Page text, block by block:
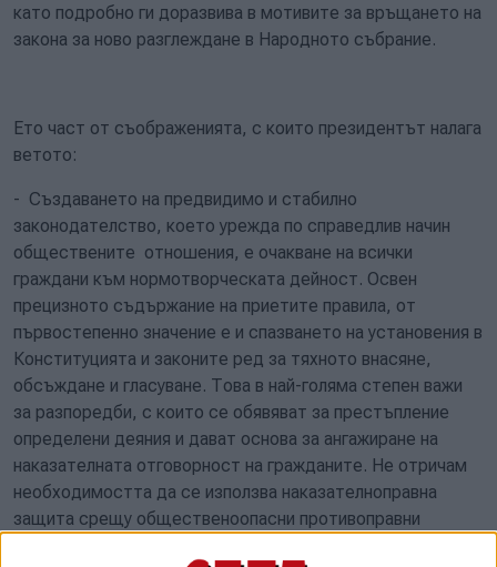
като подробно ги доразвива в мотивите за връщането на
закона за ново разглеждане в Народното събрание.
Ето част от съображенията, с които президентът налага
ветото:
- Създаването на предвидимо и стабилно
законодателство, което урежда по справедлив начин
обществените отношения, е очакване на всички
граждани към нормотворческата дейност. Освен
прецизното съдържание на приетите правила, от
първостепенно значение е и спазването на установения в
Конституцията и законите ред за тяхното внасяне,
обсъждане и гласуване. Това в най-голяма степен важи
за разпоредби, с които се обявяват за престъпление
определени деяния и дават основа за ангажиране на
наказателната отговорност на гражданите. Не отричам
необходимостта да се използва наказателноправна
защита срещу общественоопасни противоправни